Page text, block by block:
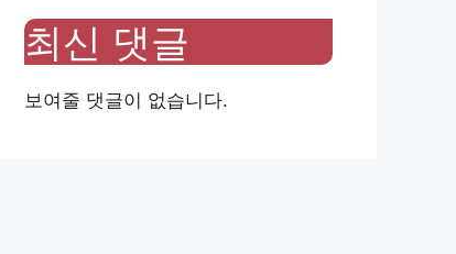
최신 댓글
보여줄 댓글이 없습니다.